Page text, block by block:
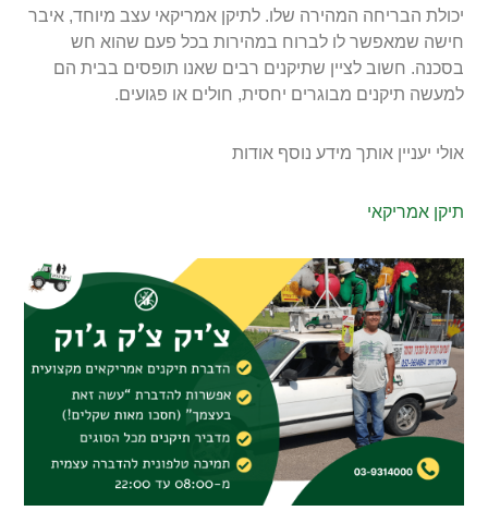
יכולת הבריחה המהירה שלו. לתיקן אמריקאי עצב מיוחד, איבר
חישה שמאפשר לו לברוח במהירות בכל פעם שהוא חש
בסכנה. חשוב לציין שתיקנים רבים שאנו תופסים בבית הם
למעשה תיקנים מבוגרים יחסית, חולים או פגועים.
אולי יעניין אותך מידע נוסף אודות
תיקן אמריקאי